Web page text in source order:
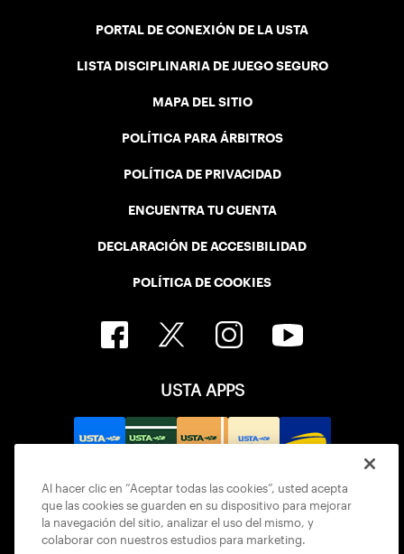
PORTAL DE CONEXIÓN DE LA USTA
LISTA DISCIPLINARIA DE JUEGO SEGURO
MAPA DEL SITIO
POLÍTICA PARA ÁRBITROS
POLÍTICA DE PRIVACIDAD
ENCUENTRA TU CUENTA
DECLARACIÓN DE ACCESIBILIDAD
POLÍTICA DE COOKIES
USTA APPS
Al hacer clic en “Aceptar todas las cookies”, usted acepta
que las cookies se guarden en su dispositivo para mejorar
la navegación del sitio, analizar el uso del mismo, y
colaborar con nuestros estudios para marketing.